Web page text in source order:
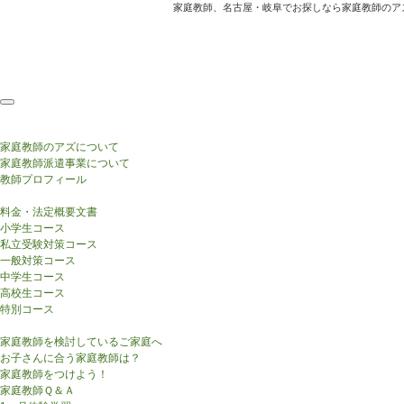
家庭教師、名古屋・岐阜でお探しなら家庭教師のア
家庭教師のアズについて
家庭教師派遣事業について
教師プロフィール
料金・法定概要文書
小学生コース
私立受験対策コース
一般対策コース
中学生コース
高校生コース
特別コース
家庭教師を検討しているご家庭へ
お子さんに合う家庭教師は？
家庭教師をつけよう！
家庭教師Ｑ＆Ａ